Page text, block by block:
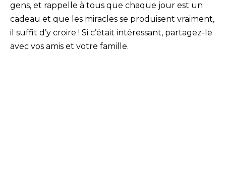
gens, et rappelle à tous que chaque jour est un
cadeau et que les miracles se produisent vraiment,
il suffit d’y croire ! Si c’était intéressant, partagez-le
avec vos amis et votre famille.